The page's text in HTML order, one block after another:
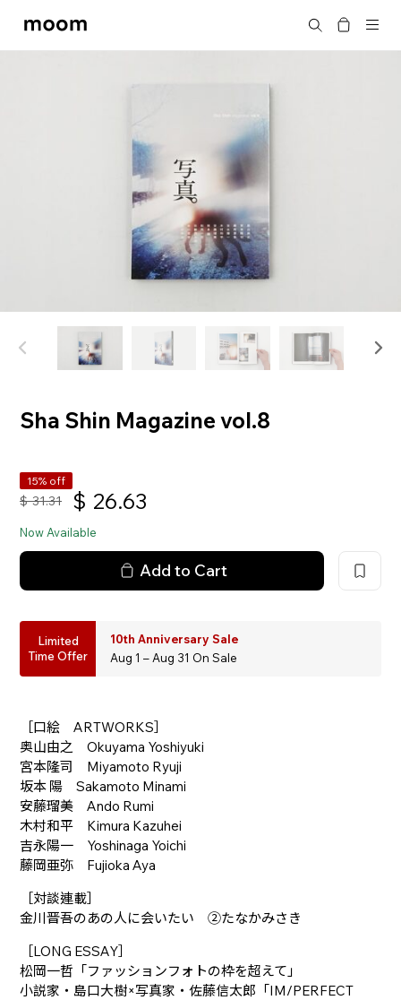
moom
Search
Sha Shin Magazine vol.8
15% off
$ 31.31 $ 26.63
Now Available
Add to Cart
Limited
Time Offer
10th Anniversary Sale
Aug 1 – Aug 31 On Sale
［口絵 ARTWORKS］
奥山由之 Okuyama Yoshiyuki
宮本隆司 Miyamoto Ryuji
坂本 陽 Sakamoto Minami
安藤瑠美 Ando Rumi
木村和平 Kimura Kazuhei
吉永陽一 Yoshinaga Yoichi
藤岡亜弥 Fujioka Aya
［対談連載］
金川晋吾のあの人に会いたい ②たなかみさき
［LONG ESSAY］
松岡一哲「ファッションフォトの枠を超えて」
小説家・島口大樹×写真家・佐藤信太郎「IM/PERFECT